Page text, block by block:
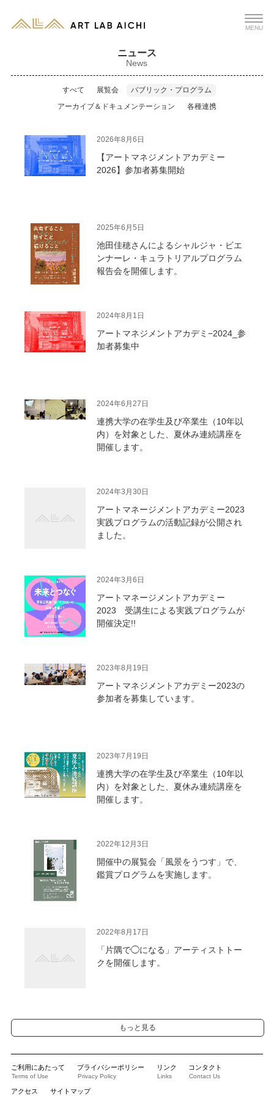
MENU
ニュース
News
すべて 展覧会
パブリック・プログラム
アーカイブ＆ドキュメンテーション
各種連携
2026年8月6日
【アートマネジメントアカデミー
2026】参加者募集開始
2025年6月5日
池田佳穂さんによるシャルジャ・ビエ
ンナーレ・キュラトリアルプログラム
報告会を開催します。
2024年8月1日
アートマネジメントアカデミ−2024_参
加者募集中
2024年6月27日
連携大学の在学生及び卒業生（10年以
内）を対象とした、夏休み連続講座を
開催します。
2024年3月30日
アートマネージメントアカデミー2023
実践プログラムの活動記録が公開され
ました。
2024年3月6日
アートマネージメントアカデミー
2023 受講生による実践プログラムが
開催決定!!
2023年8月19日
アートマネジメントアカデミー2023の
参加者を募集しています。
2023年7月19日
連携大学の在学生及び卒業生（10年以
内）を対象とした、夏休み連続講座を
開催します。
2022年12月3日
開催中の展覧会「風景をうつす」で、
鑑賞プログラムを実施します。
2022年8月17日
「片隅で◯になる」アーティストトー
クを開催します。
もっと見る
ご利用にあたって
Terms of Use
プライバシーポリシー
Privacy Policy
リンク
Links
コンタクト
Contact Us
アクセス サイトマップ